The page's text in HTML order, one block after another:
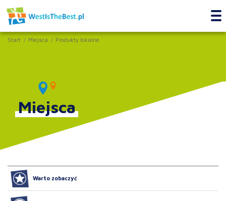
Start Miejsca Produkty lokalne
Miejsca
Warto zobaczyć